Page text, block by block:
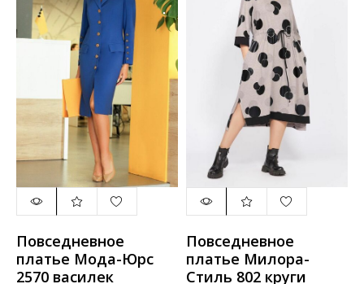
Повседневное
платье Мода-Юрс
2570 василек
Повседневное
платье Милора-
Стиль 802 круги